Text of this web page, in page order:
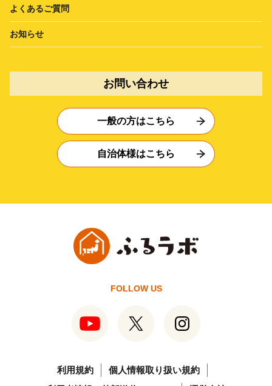
よくあるご質問
お知らせ
お問い合わせ
一般の方はこちら
自治体様はこちら
FOLLOW US
利用規約
個人情報取り扱い規約